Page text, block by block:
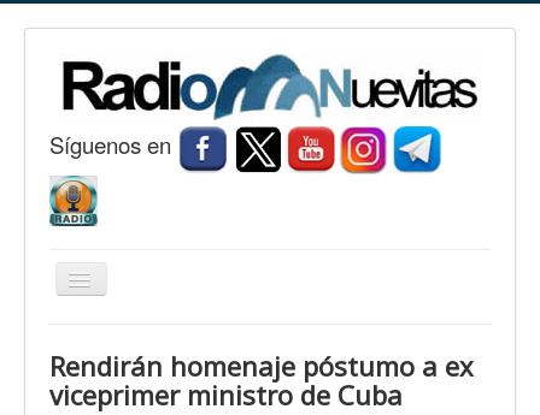
Síguenos en
Cambiar
Nuevitas
Rendirán homenaje póstumo a ex
viceprimer ministro de Cuba